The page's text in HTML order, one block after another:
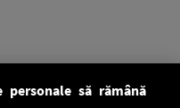
să rămână